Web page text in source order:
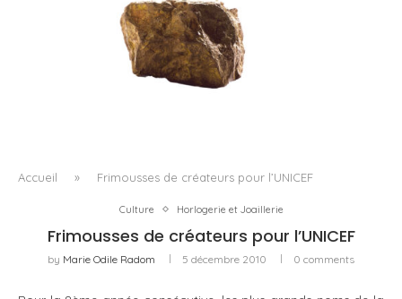
Accueil » Frimousses de créateurs pour l’UNICEF
Culture Horlogerie et Joaillerie
Frimousses de créateurs pour l’UNICEF
by Marie Odile Radom 5 décembre 2010 0 comments